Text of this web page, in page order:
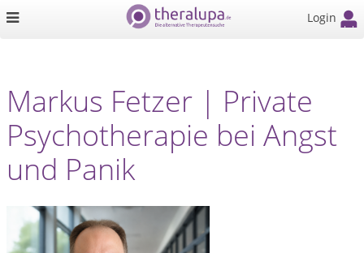
Login
Markus Fetzer | Private
Psychotherapie bei Angst
und Panik